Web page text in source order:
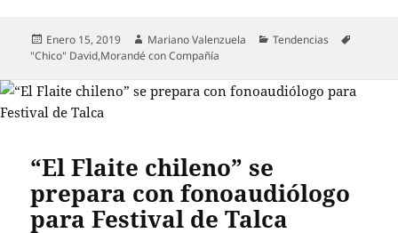
Publicado
el
Enero 15, 2019 Autor
Mariano Valenzuela Categorías
Tendencias
Etiquetas
"Chico" David,Morandé con Compañía
“El Flaite chileno” se
prepara con fonoaudiólogo
para Festival de Talca